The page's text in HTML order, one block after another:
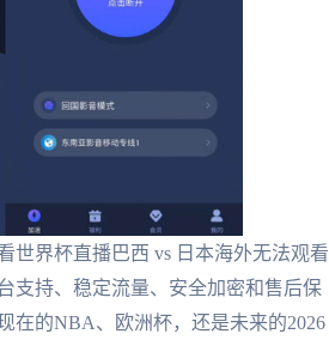
界杯直播巴西 vs 日本海外无法观看
支持、稳定流量、安全加密和售后保
在的NBA、欧洲杯，还是未来的2026